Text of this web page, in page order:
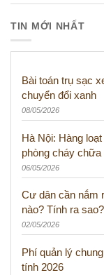
TIN MỚI NHẤT
Bài toán trụ sạc
chuyển đổi xanh
08/05/2026
Hà Nội: Hàng
phòng cháy chữa
06/05/2026
Cư dân cần nắm
nào? Tính ra sao?
02/05/2026
Phí quản lý
tính 2026